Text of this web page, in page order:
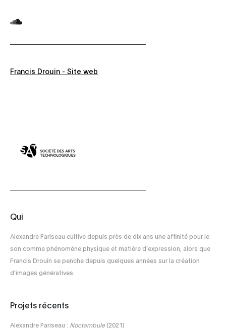
Francis Drouin - Site web
Qui
Alexandre Pariseau cultive depuis près de dix ans une affinité pour le
son comme phénomène physique et matière d’expression, alors que
Francis Drouin se penche depuis quelques années sur la création
d’images génératives.
Projets récents
Alexandre Pariseau : Noctambule(2021)